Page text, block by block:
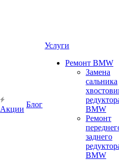
Акции
Блог
Услуги
Ремонт BMW
Замена
сальника
BMW
Ремонт
заднего
BMW